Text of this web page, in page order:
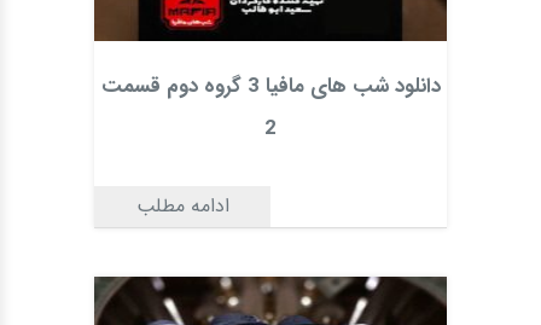
دانلود شب های مافیا 3 گروه دوم قسمت
2
ادامه مطلب